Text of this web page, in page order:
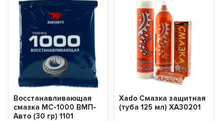
Восстанавливающая
смазка МС-1000 ВМП-
Авто (30 гр) 1101
Xado Смазка защитная
(туба 125 мл) XA30201